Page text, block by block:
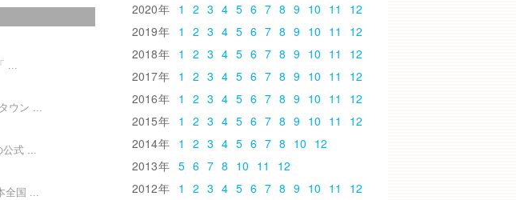
...
ウン ...
公式 ...
全国 ...
2020
1 2 3 4 5 6 7 8 9 10 11
12
2019
1 2 3 4 5 6 7 8 9 10 11
12
2018
1 2 3 4 5 6 7 8 9 10 11
12
2017
1 2 3 4 5 6 7 8 9 10 11
12
2016
1 2 3 4 5 6 7 8 9 10 11
12
2015
1 2 3 4 5 6 7 8 9 10 11
12
2014
1 2 3 4 5 6 7 8 10 12
2013
5 6 7 8 10 11
12
2012
1 2 3 4 5 6 7 8 9 10 11
12